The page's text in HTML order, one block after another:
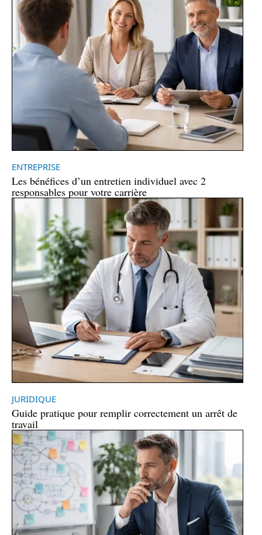
ENTREPRISE
Les bénéfices d’un entretien individuel avec 2
responsables pour votre carrière
JURIDIQUE
Guide pratique pour remplir correctement un arrêt de
travail